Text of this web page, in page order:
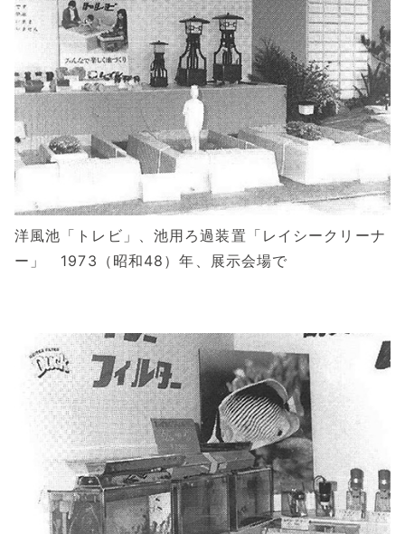
洋風池「トレビ」、池用ろ過装置「レイシークリーナ
ー」 1973（昭和48）年、展示会場で